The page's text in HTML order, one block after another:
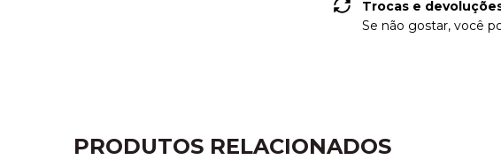
Trocas e
Se não gostar, você
PRODUTOS RELACIONADOS